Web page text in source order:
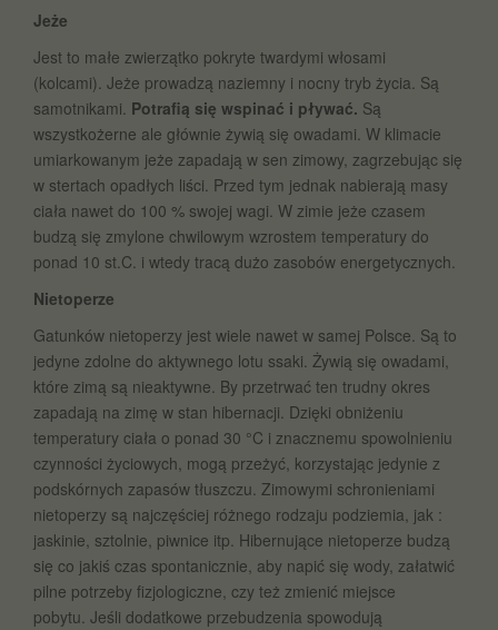
Jeże
Jest to małe zwierzątko pokryte twardymi włosami
(kolcami). Jeże prowadzą naziemny i nocny tryb życia. Są
samotnikami. Potrafią się wspinać i pływać. Są
wszystkożerne ale głównie żywią się owadami. W klimacie
umiarkowanym jeże zapadają w sen zimowy, zagrzebując się
w stertach opadłych liści. Przed tym jednak nabierają masy
ciała nawet do 100 % swojej wagi. W zimie jeże czasem
budzą się zmylone chwilowym wzrostem temperatury do
ponad 10 st.C. i wtedy tracą dużo zasobów energetycznych.
Nietoperze
Gatunków nietoperzy jest wiele nawet w samej Polsce. Są to
jedyne zdolne do aktywnego lotu ssaki. Żywią się owadami,
które zimą są nieaktywne. By przetrwać ten trudny okres
zapadają na zimę w stan hibernacji. Dzięki obniżeniu
temperatury ciała o ponad 30 °C i znacznemu spowolnieniu
czynności życiowych, mogą przeżyć, korzystając jedynie z
podskórnych zapasów tłuszczu. Zimowymi schronieniami
nietoperzy są najczęściej różnego rodzaju podziemia, jak :
jaskinie, sztolnie, piwnice itp. Hibernujące nietoperze budzą
się co jakiś czas spontanicznie, aby napić się wody, załatwić
pilne potrzeby fizjologiczne, czy też zmienić miejsce
pobytu. Jeśli dodatkowe przebudzenia spowodują